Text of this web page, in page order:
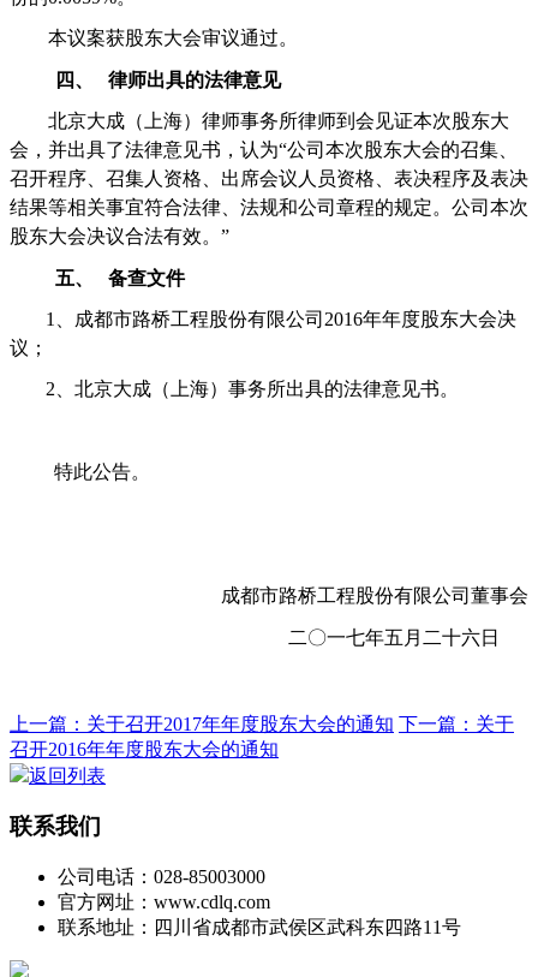
本议案获股东大会审议通过。
四、 律师出具的法律意见
北京大成（上海）律师事务所律师到会见证本次股东大
会，并出具了法律意见书，认为“公司本次股东大会的召集、
召开程序、召集人资格、出席会议人员资格、表决程序及表决
结果等相关事宜符合法律、法规和公司章程的规定。公司本次
股东大会决议合法有效。”
五、 备查文件
1 、成都市路桥工程股份有限公司 2016年年度股东大会决
议；
2 、北京大成（上海）事务所出具的法律意见书。
特此公告。
成都市路桥工程股份有限公司董事会
二〇一七年五月二十六日
上一篇：关于召开2017年年度股东大会的通知 下一篇：关于
召开2016年年度股东大会的通知
返回列表
联系我们
公司电话：028-85003000
官方网址：www.cdlq.com
联系地址：四川省成都市武侯区武科东四路11号